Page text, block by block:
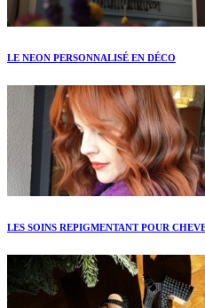
LE NEON PERSONNALISÉ EN DÉCO
LES SOINS REPIGMENTANT POUR